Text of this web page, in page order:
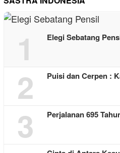
1 Elegi Sebatang
2 Puisi dan Cerpen :
3 Perjalanan 695